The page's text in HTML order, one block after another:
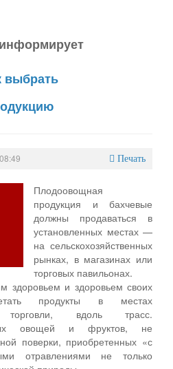
выбрать
Печать
Плодоовощная
продукция и бахчевые
должны продаваться в
установленных местах —
на сельскохозяйственных
рынках, в магазинах или
торговых павильонах.
здоровьем и здоровьем своих
продукты в местах
торговли, вдоль трасс.
овощей и фруктов, не
поверки, приобретенных «с
отравлениями не только